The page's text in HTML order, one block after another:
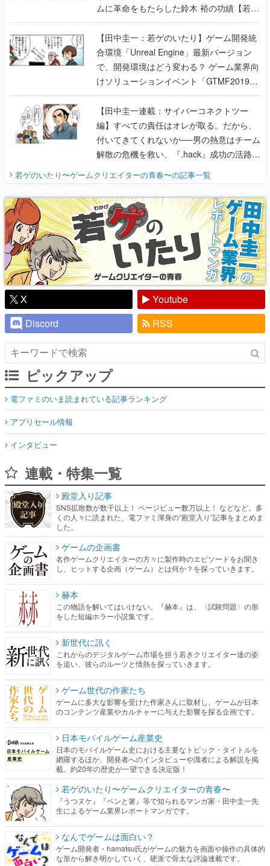
ムに革命をもたらした鈴木 裕の功績【若ゲ
のいたり】
【田中圭一：若ゲのいたり】ゲーム開発統
合環境「Unreal Engine」最新バージョン
で、開発環境はどう変わる？ ゲーム業界向
けソリューションイベント「GTMF2019」
に行って、より理解を深めよう【PR】
【田中圭一連載：サイバーコネクトツー
編】すべての責任はオレが取る。だから、
付いてきてくれないか──男の熱意はチーム
解散の危機を救い、『.hack』成功の活路を
『少年ジャンプ』色だった【若ゲのいた
り】
若ゲのいたり〜ゲームクリエイターの青春〜の記事一覧
X
Youtube
Discord
RSS
ピックアップ
電ファミのいま読まれている記事ランキング
アプリセール情報
インタビュー
連載・特集一覧
殿堂入り記事
SNS拡散数が数千以上！ ページビュー数万以上！ などなど。多
くの人々に読まれた、電ファミ渾身の“殿堂入り”記事をまとめま
した。
ゲームの企画書
名作ゲームクリエイターの方々に製作時のエピソードをお聞き
し、ヒットする企画（ゲーム）とは何か？を探っていきます。
赫本
この物語を解いてはいけない。『赫本』は、〈試験問題〉の形
をした短編ホラー小説集です。
新世代に訊く
これからのデジタルゲーム市場を担う若きクリエイター達の姿
を追い、彼らのルーツと情熱を探っていきます。
ゲーム世代の作家たち
ゲームに多大な影響を受けた作家さんに取材し、ゲームが日本
のコンテンツ産業やカルチャーに与えた影響を探る企画です。
日本モバイルゲーム産業史
日本のモバイルゲーム史における主要なトピック・タイトルを
網羅するほか、開発者へのインタビューや識者による解説を掲
載。約20年の歴史が一望できる決定版！
若ゲのいたり〜ゲームクリエイターの青春〜
『うつヌケ』『ペンと箸』等で知られるマンガ家・田中圭一先
生によるゲーム業界レポートマンガです。
なんでゲームは面白い？
ゲーム開発者・hamatsu氏がゲームの魅力を画面や操作の具体的
な形から解き明かしていく、硬派で骨太な評論連載です。